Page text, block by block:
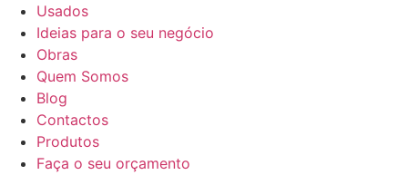
Usados
Ideias para o seu negócio
Obras
Quem Somos
Blog
Contactos
Produtos
Faça o seu orçamento